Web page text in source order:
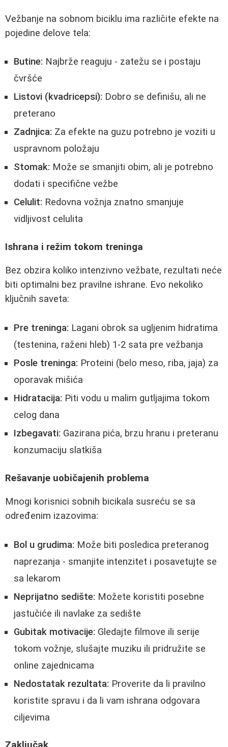
Vežbanje na sobnom biciklu ima različite efekte na
pojedine delove tela:
Butine: Najbrže reaguju - zatežu se i postaju
čvršće
Listovi (kvadricepsi): Dobro se definišu, ali ne
preterano
Zadnjica: Za efekte na guzu potrebno je voziti u
uspravnom položaju
Stomak: Može se smanjiti obim, ali je potrebno
dodati i specifične vežbe
Celulit: Redovna vožnja znatno smanjuje
vidljivost celulita
Ishrana i režim tokom treninga
Bez obzira koliko intenzivno vežbate, rezultati neće
biti optimalni bez pravilne ishrane. Evo nekoliko
ključnih saveta:
Pre treninga: Lagani obrok sa ugljenim hidratima
(testenina, raženi hleb) 1-2 sata pre vežbanja
Posle treninga: Proteini (belo meso, riba, jaja) za
oporavak mišića
Hidratacija: Piti vodu u malim gutljajima tokom
celog dana
Izbegavati: Gazirana pića, brzu hranu i preteranu
konzumaciju slatkiša
Rešavanje uobičajenih problema
Mnogi korisnici sobnih bicikala susreću se sa
određenim izazovima:
Bol u grudima: Može biti posledica preteranog
naprezanja - smanjite intenzitet i posavetujte se
sa lekarom
Neprijatno sedište: Možete koristiti posebne
jastučiće ili navlake za sedište
Gubitak motivacije: Gledajte filmove ili serije
tokom vožnje, slušajte muziku ili pridružite se
online zajednicama
Nedostatak rezultata: Proverite da li pravilno
koristite spravu i da li vam ishrana odgovara
ciljevima